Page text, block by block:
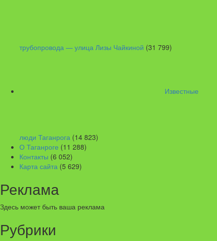
трубопровода — улица Лизы Чайкиной (31 799)
Известные
люди Таганрога (14 823)
О Таганроге (11 288)
Контакты (6 052)
Карта сайта (5 629)
Реклама
Здесь может быть ваша реклама
Рубрики